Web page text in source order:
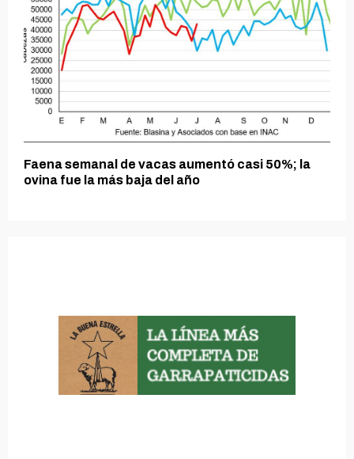
Faena semanal de vacas aumentó casi 50%; la
ovina fue la más baja del año